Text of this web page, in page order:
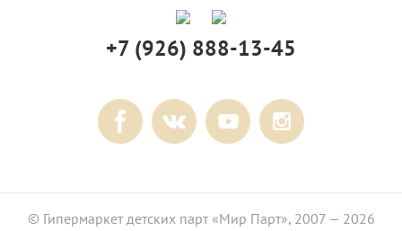
+7 (926) 888-13-45
© Гипермаркет детских парт «Мир Парт», 2007 — 2026